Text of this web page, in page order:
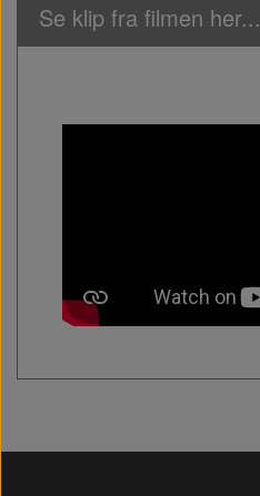
Se klip fra filmen her...